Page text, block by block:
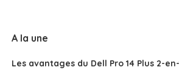
A la une
Les avantages du Dell Pro 14 Plus 2-